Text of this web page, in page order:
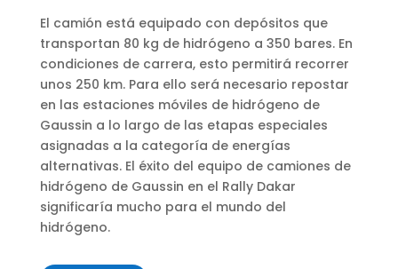
El camión está equipado con depósitos que
transportan 80 kg de hidrógeno a 350 bares. En
condiciones de carrera, esto permitirá recorrer
unos 250 km. Para ello será necesario repostar
en las estaciones móviles de hidrógeno de
Gaussin a lo largo de las etapas especiales
asignadas a la categoría de energías
alternativas. El éxito del equipo de camiones de
hidrógeno de Gaussin en el Rally Dakar
significaría mucho para el mundo del
hidrógeno.